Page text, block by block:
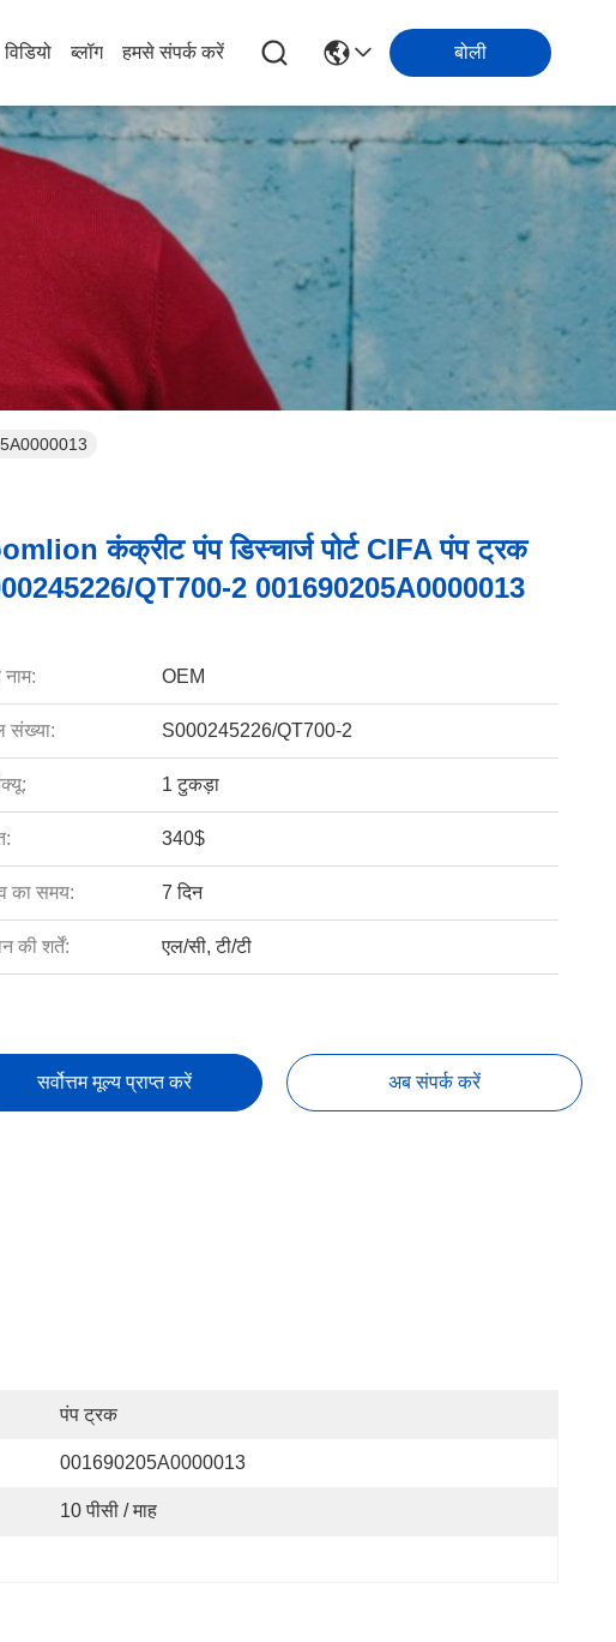
विडियो ब्लॉग हमसे संपर्क करें बोली
कंक्रीट पंप डिस्चार्ज पोर्ट CIFA पंप ट्रक
QT700-2 001690205A0000013
नाम: OEM
संख्या: S000245226/QT700-2
1 टुकड़ा
340$
का समय: 7 दिन
की शर्तें: एल/सी, टी/टी
सर्वोत्तम मूल्य प्राप्त करें अब संपर्क करें
पंप ट्रक
001690205A0000013
10 पीसी / माह